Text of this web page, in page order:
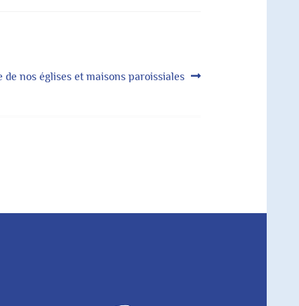
nos églises et maisons paroissiales